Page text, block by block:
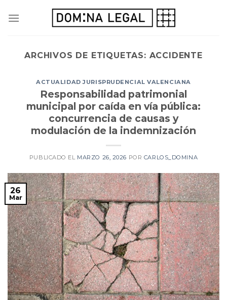
ARCHIVOS DE ETIQUETAS: ACCIDENTE
ACTUALIDAD JURISPRUDENCIAL VALENCIANA
Responsabilidad patrimonial
municipal por caída en vía pública:
concurrencia de causas y
modulación de la indemnización
PUBLICADO EL MARZO 26, 2026 POR CARLOS_DOMINA
26
Mar